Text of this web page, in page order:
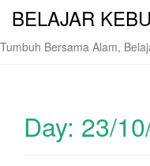
BELAJAR
Tumbuh Bersama Alam,
Day: 23/